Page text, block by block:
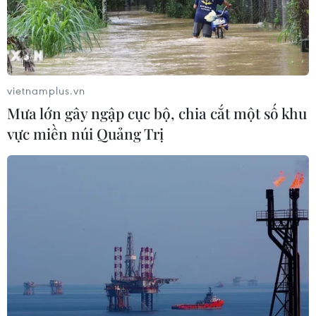
Kết luận số 75-KL/TW: Cà Mau chủ
động thích ứng với biến đổi khí hậu
08/08/2026 02:53
Quảng Trị quyết tâm bàn giao sớm
mặt bằng Dự án Nhà máy điện gió
LIG-Hướng Hóa 1
Campuchia nỗ lực bảo tồn động vật
vietnamplus.vn
Mưa lớn gây ngập cục bộ, chia cắt một số khu
vực miền núi Quảng Trị